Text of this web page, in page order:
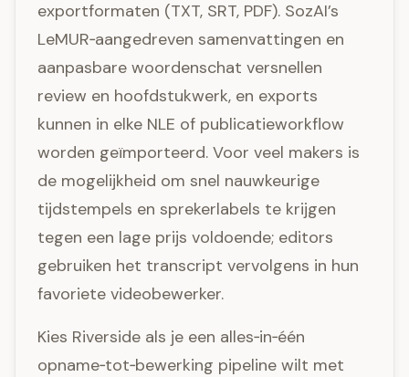
exportformaten (TXT, SRT, PDF). SozAI’s
LeMUR‑aangedreven samenvattingen en
aanpasbare woordenschat versnellen
review en hoofdstukwerk, en exports
kunnen in elke NLE of publicatieworkflow
worden geïmporteerd. Voor veel makers is
de mogelijkheid om snel nauwkeurige
tijdstempels en sprekerlabels te krijgen
tegen een lage prijs voldoende; editors
gebruiken het transcript vervolgens in hun
favoriete videobewerker.
Kies Riverside als je een alles‑in‑één
opname‑tot‑bewerking pipeline wilt met